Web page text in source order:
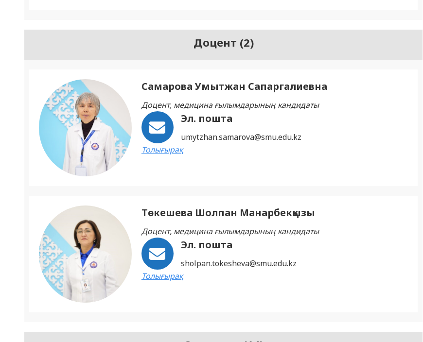
Доцент (2)
Самарова Умытжан Сапаргалиевна
Доцент, медицина ғылымдарының кандидаты
Эл. пошта
umytzhan.samarova@smu.edu.kz
Толығырақ
Төкешева Шолпан Манарбекқызы
Доцент, медицина ғылымдарының кандидаты
Эл. пошта
sholpan.tokesheva@smu.edu.kz
Толығырақ